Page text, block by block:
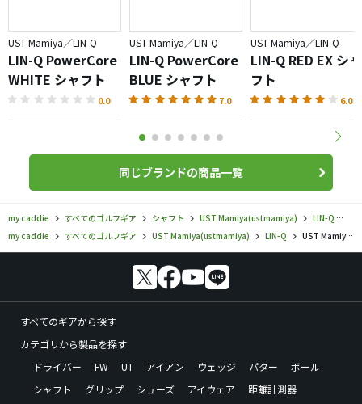
UST Mamiya／LIN-Q
LIN-Q PowerCore
WHITE シャフト
0.0
UST Mamiya／LIN-Q
LIN-Q PowerCore
BLUE シャフト
7.0
UST Mamiya／LIN-Q
LIN-Q RED EX シャ
フト
6.0
同じブランドの商品一覧
my caddie すべてのゴルフギア シャフト UST Mamiya(ustmamiya) LIN-Q
my caddie
すべてのゴルフギア UST Mamiya(ustmamiya) LIN-Q UST Mamiya／LIN-Q／LIN-Q PowerCore RED シャフトの口コミ評価
すべてのギアから探す
カテゴリから製品を探す
ドライバー
FW UT アイアン ウェッジ パター
ボール
シャフト
グリップ シューズ アイウェア
距離計測器